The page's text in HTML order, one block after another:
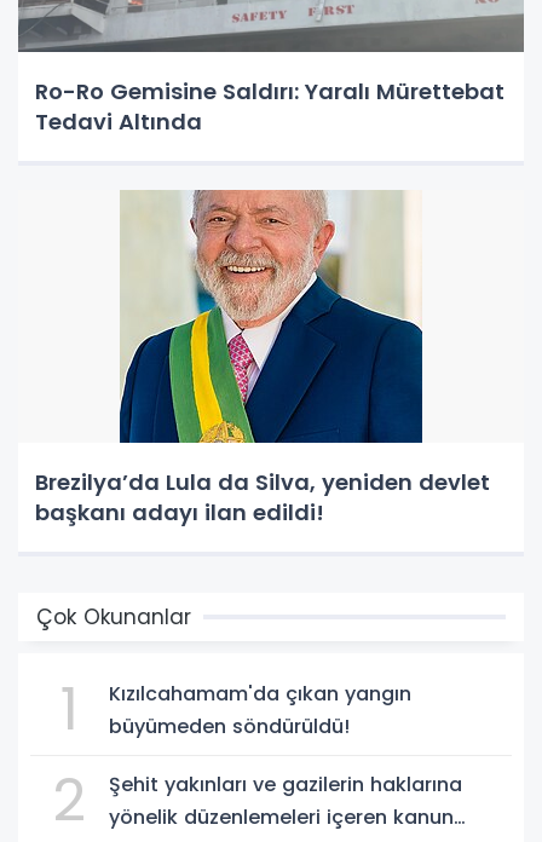
Ro-Ro Gemisine Saldırı: Yaralı Mürettebat
Tedavi Altında
Brezilya’da Lula da Silva, yeniden devlet
başkanı adayı ilan edildi!
Çok Okunanlar
1
Kızılcahamam'da çıkan yangın
büyümeden söndürüldü!
2
Şehit yakınları ve gazilerin haklarına
yönelik düzenlemeleri içeren kanun